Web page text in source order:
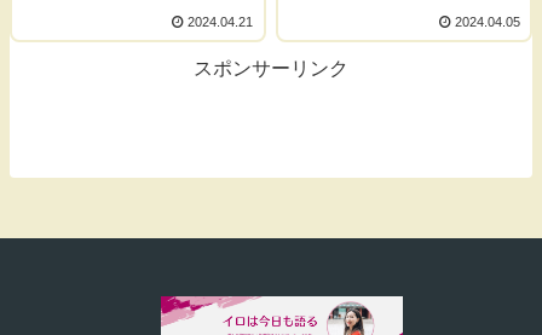
2024.04.21 2024.04.05
スポンサーリンク